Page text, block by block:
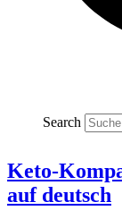
Search
Keto-
auf deutsch